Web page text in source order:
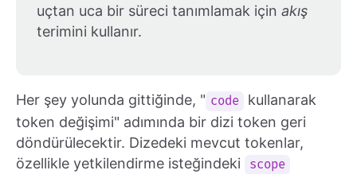
uçtan uca bir süreci tanımlamak için akış
terimini kullanır.
Her şey yolunda gittiğinde, " code
kullanarak
token değişimi" adımında bir dizi token geri
döndürülecektir. Dizedeki mevcut tokenlar,
özellikle yetkilendirme isteğindeki
scope